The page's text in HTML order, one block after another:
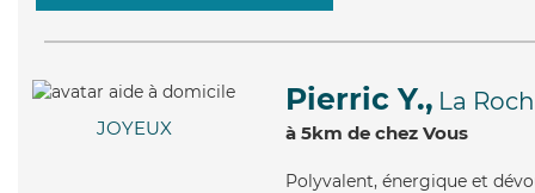
JOYEUX
Pierric Y., La
à 5km de chez Vous
Polyvalent, énergique et